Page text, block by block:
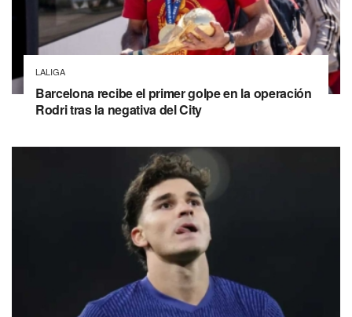
LALIGA
Barcelona recibe el primer golpe en la operación
Rodri tras la negativa del City